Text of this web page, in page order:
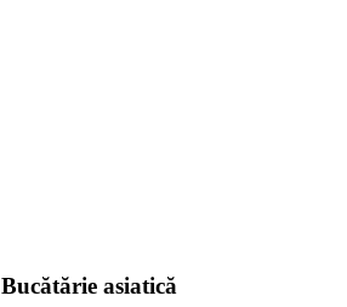
Bucătărie asiatică